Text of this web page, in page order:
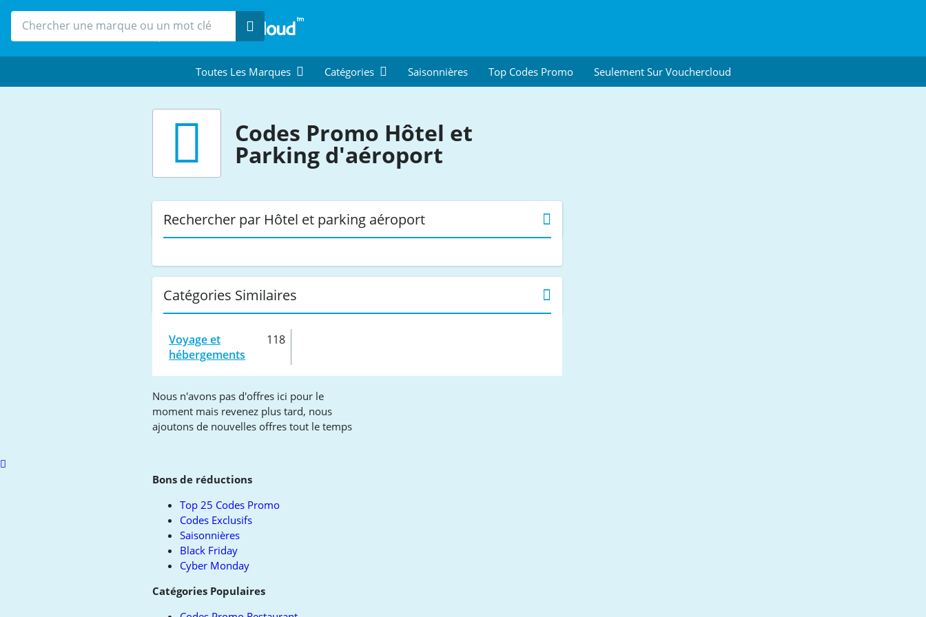
Recherche
Toutes Les Marques Catégories Saisonnières Top Codes Promo Seulement Sur Vouchercloud
Codes Promo Hôtel et
Parking d'aéroport
Rechercher par Hôtel et parking aéroport
Catégories Similaires
Voyage et
hébergements
118
Nous n'avons pas d'offres ici pour le
moment mais revenez plus tard, nous
ajoutons de nouvelles offres tout le temps
Scroll
Bons de réductions
Top 25 Codes Promo
Codes Exclusifs
Saisonnières
Black Friday
Cyber Monday
Catégories Populaires